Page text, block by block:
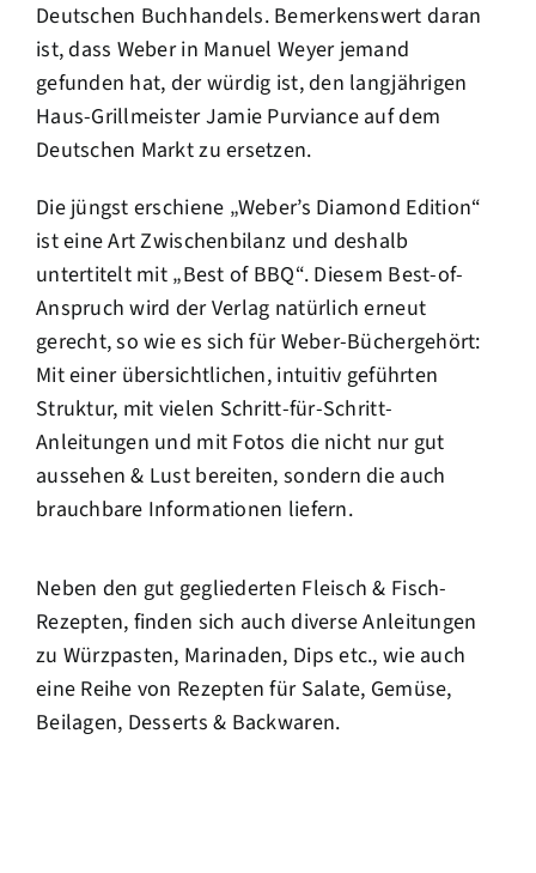
Deutschen Buchhandels. Bemerkenswert daran
ist, dass Weber in Manuel Weyer jemand
gefunden hat, der würdig ist, den langjährigen
Haus-Grillmeister Jamie Purviance auf dem
Deutschen Markt zu ersetzen.
Die jüngst erschiene „Weber’s Diamond Edition“
ist eine Art Zwischenbilanz und deshalb
untertitelt mit „Best of BBQ“. Diesem Best-of-
Anspruch wird der Verlag natürlich erneut
gerecht, so wie es sich für Weber-Büchergehört:
Mit einer übersichtlichen, intuitiv geführten
Struktur, mit vielen Schritt-für-Schritt-
Anleitungen und mit Fotos die nicht nur gut
aussehen & Lust bereiten, sondern die auch
brauchbare Informationen liefern.
Neben den gut gegliederten Fleisch & Fisch-
Rezepten, finden sich auch diverse Anleitungen
zu Würzpasten, Marinaden, Dips etc., wie auch
eine Reihe von Rezepten für Salate, Gemüse,
Beilagen, Desserts & Backwaren.